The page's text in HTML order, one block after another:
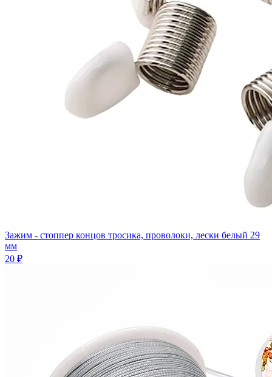
Зажим - стоппер концов тросика, проволоки, лески белый 29
мм
20 ₽